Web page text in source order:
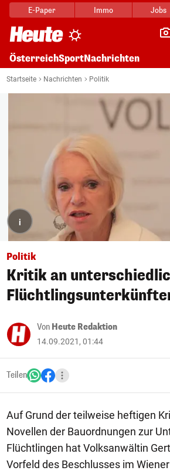
E-Paper Immo Jobs
ÖsterreichSportNachrichten
Startseite Nachrichten Politik
i
Politik
Kritik an
Von Heute Redaktion
14.09.2021, 01:44
Teilen
Auf Grund der teilweise heftigen
Novellen der Bauordnungen zur
Flüchtlingen hat Volksanwältin
Vorfeld des Beschlusses im